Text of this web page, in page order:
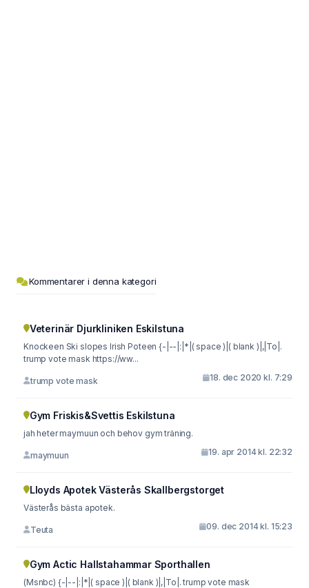
Kommentarer i denna kategori
Veterinär Djurkliniken Eskilstuna
Knockeen Ski slopes Irish Poteen {-|--|:|*|( space )|( blank )|,|To|.
trump vote mask https://ww...
trump vote mask 18. dec 2020 kl. 7:29
Gym Friskis&Svettis Eskilstuna
jah heter maymuun och behov gym träning.
maymuun 19. apr 2014 kl. 22:32
Lloyds Apotek Västerås Skallbergstorget
Västerås bästa apotek.
Teuta 09. dec 2014 kl. 15:23
Gym Actic Hallstahammar Sporthallen
(Msnbc) {-|--|:|*|( space )|( blank )|,|To|. trump vote mask